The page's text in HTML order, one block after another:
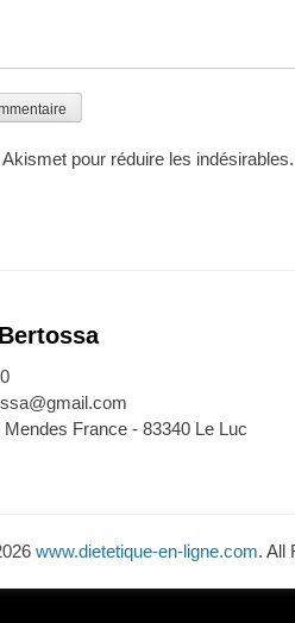
pour réduire les indésirables.
France - 83340 Le Luc
www.dietetique-en-ligne.com. All